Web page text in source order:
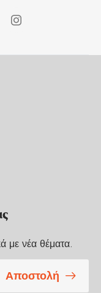
με νέα θέματα.
Αποστολή